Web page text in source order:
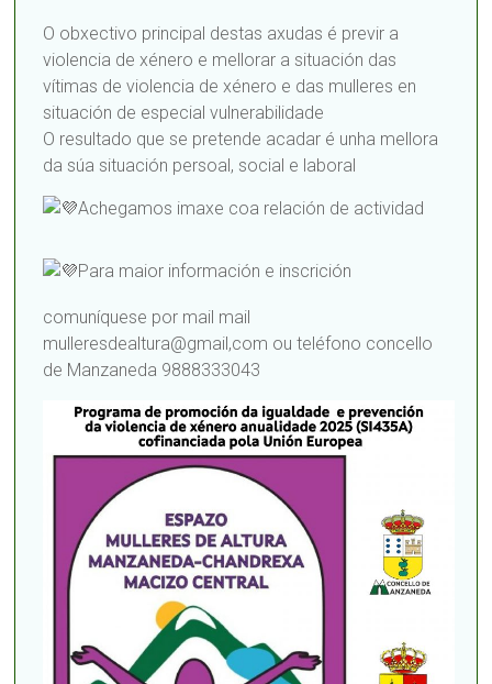
O obxectivo principal destas axudas é previr a
violencia de xénero e mellorar a situación das
vítimas de violencia de xénero e das mulleres en
situación de especial vulnerabilidade
O resultado que se pretende acadar é unha mellora
da súa situación persoal, social e laboral
Achegamos imaxe coa relación de actividad
Para maior información e inscrición
comuníquese por mail mail
mulleresdealtura@gmail,com ou teléfono concello
de Manzaneda 9888333043